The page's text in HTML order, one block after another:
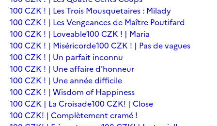
100 CZK ! | Les Trois Mousquetaires : Milady
100 CZK ! | Les Vengeances de Maître Poutifard
100 CZK ! | Loveable100 CZK ! | Maria
100 CZK ! | Miséricorde100 CZK ! | Pas de vagues
100 CZK ! | Un parfait inconnu
100 CZK ! | Une affaire d'honneur
100 CZK ! | Une année difficile
100 CZK ! | Wisdom of Happiness
100 CZK | La Croisade100 CZK! | Close
100 CZK! | Complètement cramé !